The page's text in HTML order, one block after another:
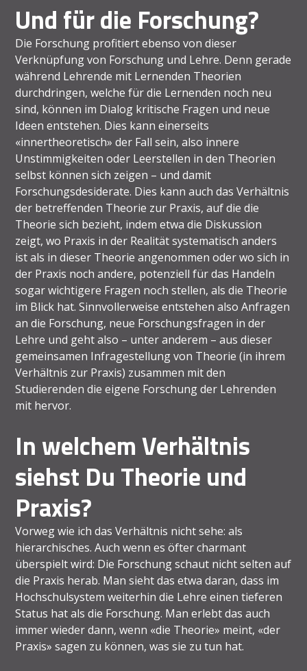
Und für die Forschung?
Die Forschung profitiert ebenso von dieser
Verknüpfung von Forschung und Lehre. Denn gerade
während Lehrende mit Lernenden Theorien
durchdringen, welche für die Lernenden noch neu
sind, können im Dialog kritische Fragen und neue
Ideen entstehen. Dies kann einerseits
«innertheoretisch» der Fall sein, also innere
Unstimmigkeiten oder Leerstellen in den Theorien
selbst können sich zeigen – und damit
Forschungsdesiderate. Dies kann auch das Verhältnis
der betreffenden Theorie zur Praxis, auf die die
Theorie sich bezieht, indem etwa die Diskussion
zeigt, wo Praxis in der Realität systematisch anders
ist als in dieser Theorie angenommen oder wo sich in
der Praxis noch andere, potenziell für das Handeln
sogar wichtigere Fragen noch stellen, als die Theorie
im Blick hat. Sinnvollerweise entstehen also Anfragen
an die Forschung, neue Forschungsfragen in der
Lehre und geht also – unter anderem – aus dieser
gemeinsamen Infragestellung von Theorie (in ihrem
Verhältnis zur Praxis) zusammen mit den
Studierenden die eigene Forschung der Lehrenden
mit hervor.
In welchem Verhältnis
siehst Du Theorie und
Praxis?
Vorweg wie ich das Verhältnis nicht sehe: als
hierarchisches. Auch wenn es öfter charmant
überspielt wird: Die Forschung schaut nicht selten auf
die Praxis herab. Man sieht das etwa daran, dass im
Hochschulsystem weiterhin die Lehre einen tieferen
Status hat als die Forschung. Man erlebt das auch
immer wieder dann, wenn «die Theorie» meint, «der
Praxis» sagen zu können, was sie zu tun hat.